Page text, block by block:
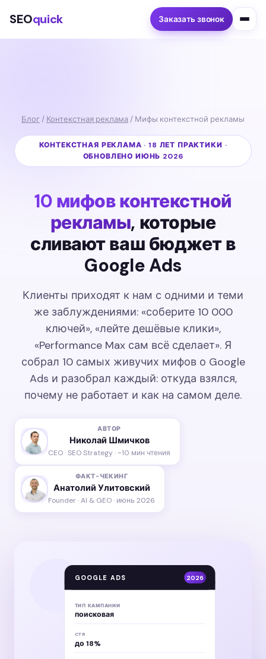
SEOquick Заказать звонок
Блог / Контекстная реклама / Мифы контекстной рекламы
КОНТЕКСТНАЯ РЕКЛАМА · 18 ЛЕТ ПРАКТИКИ ·
ОБНОВЛЕНО ИЮНЬ 2026
10 мифов контекстной
рекламы, которые
сливают ваш бюджет в
Google Ads
Клиенты приходят к нам с одними и теми
же заблуждениями: «соберите 10 000
ключей», «лейте дешёвые клики»,
«Performance Max сам всё сделает». Я
собрал 10 самых живучих мифов о Google
Ads и разобрал каждый: откуда взялся,
почему не работает и как на самом деле.
АВТОР
Николай Шмичков
CEO · SEO Strategy · ~10 мин чтения
ФАКТ-ЧЕКИНГ
Анатолий Улитовский
Founder · AI & GEO · июнь 2026
GOOGLE ADS 2026
ТИП КАМПАНИИ
поисковая
CTR
до 18%